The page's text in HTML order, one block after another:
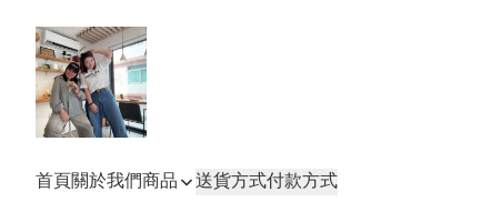
首頁關於我們商品 送貨方式付款方式